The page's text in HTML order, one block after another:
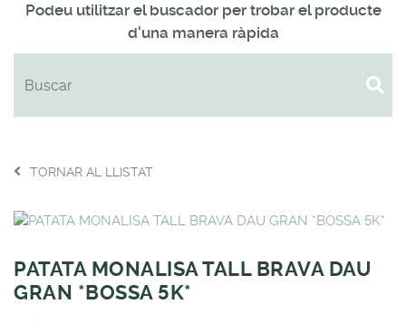
Podeu utilitzar el buscador per trobar el producte
d'una manera ràpida
TORNAR AL LLISTAT
PATATA MONALISA TALL BRAVA DAU
GRAN *BOSSA 5K*